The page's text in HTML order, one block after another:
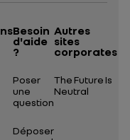
Besoin
d'aide
?
Poser
une
question
Déposer
Autres
sites
corporates
The Future Is
Neutral